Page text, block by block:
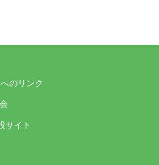
のリンク
サイト